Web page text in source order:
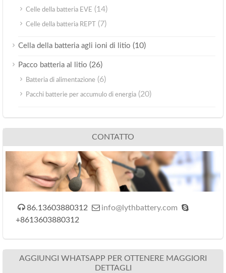
Celle della batteria EVE (14)
Celle della batteria REPT (7)
Cella della batteria agli ioni di litio (10)
Pacco batteria al litio (26)
Batteria di alimentazione (6)
Pacchi batterie per accumulo di energia (20)
CONTATTO
 86.13603880312  info@lythbattery.com 
+8613603880312
AGGIUNGI WHATSAPP PER OTTENERE MAGGIORI
DETTAGLI